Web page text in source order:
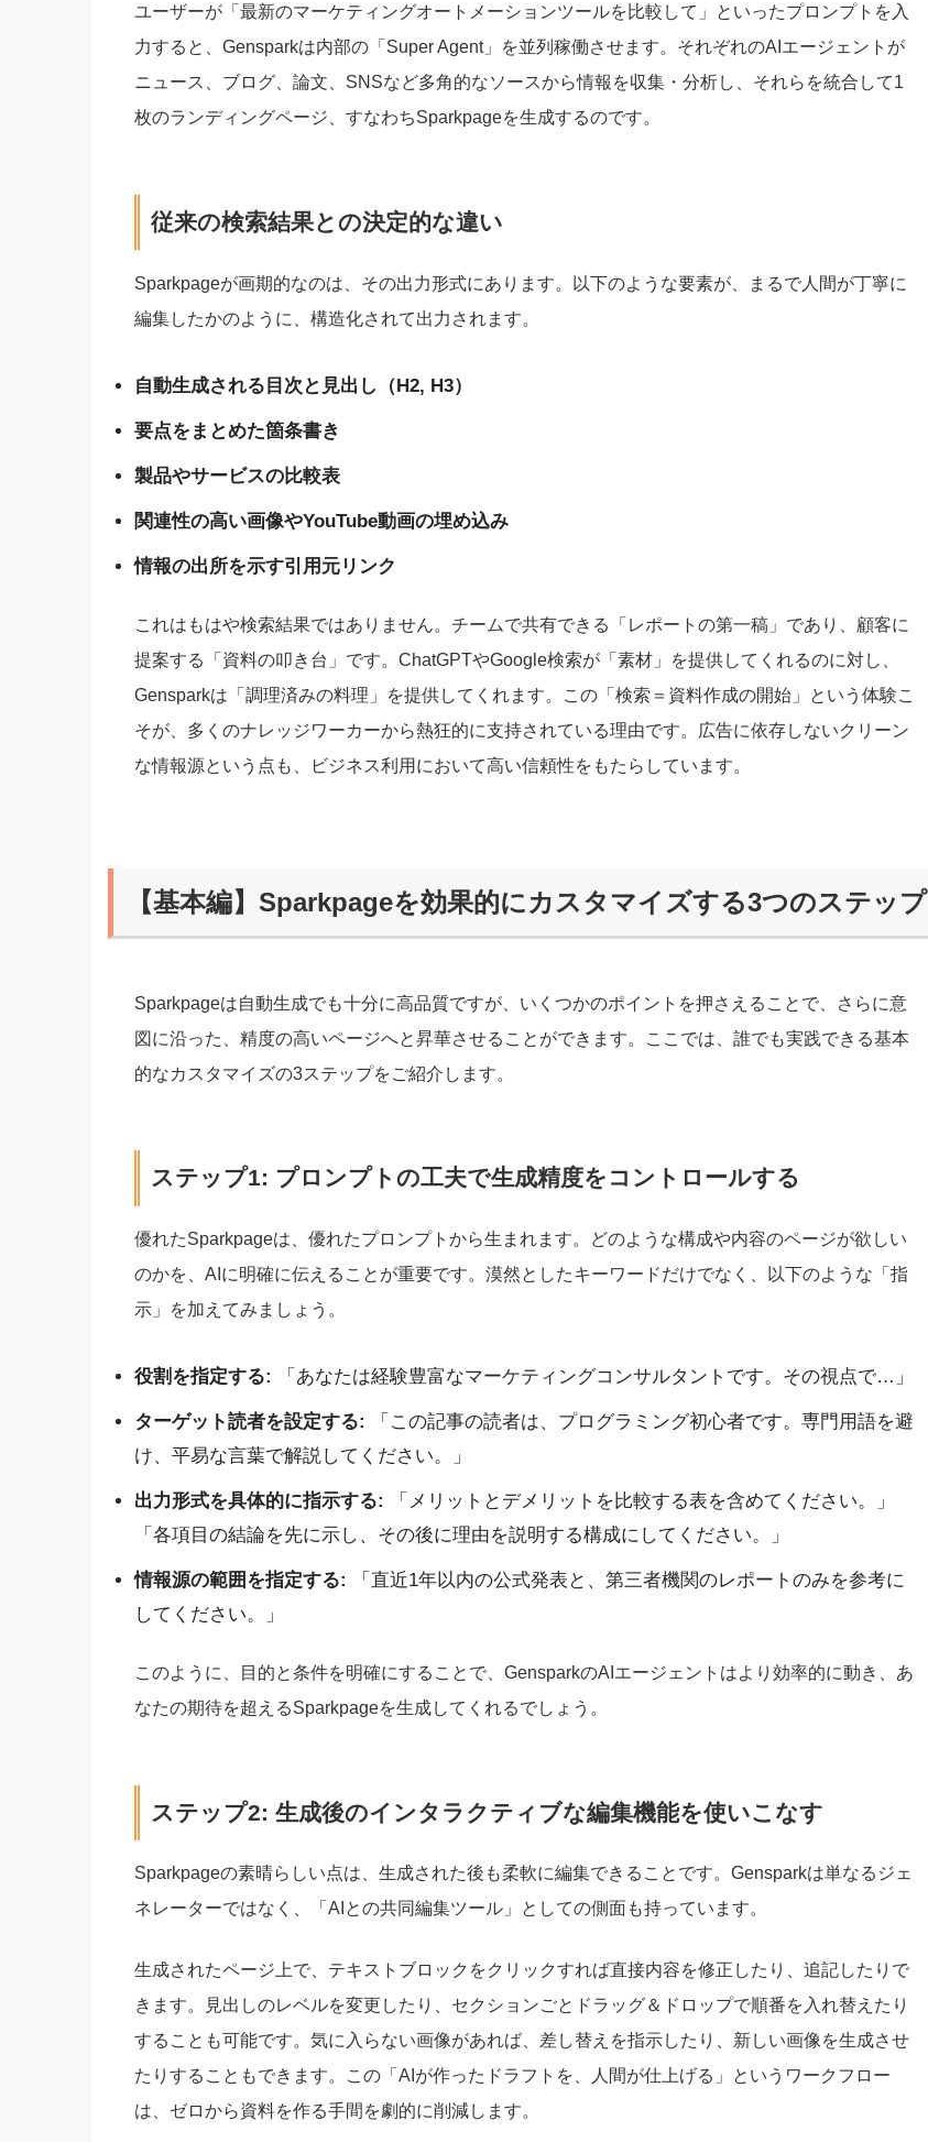
ユーザーが「最新のマーケティングオートメーションツールを比較して」といったプロンプトを入
力すると、Gensparkは内部の「Super Agent」を並列稼働させます。それぞれのAIエージェントが
ニュース、ブログ、論文、SNSなど多角的なソースから情報を収集・分析し、それらを統合して1
枚のランディングページ、すなわちSparkpageを生成するのです。
従来の検索結果との決定的な違い
Sparkpageが画期的なのは、その出力形式にあります。以下のような要素が、まるで人間が丁寧に
編集したかのように、構造化されて出力されます。
自動生成される目次と見出し（H2, H3）
要点をまとめた箇条書き
製品やサービスの比較表
関連性の高い画像やYouTube動画の埋め込み
情報の出所を示す引用元リンク
これはもはや検索結果ではありません。チームで共有できる「レポートの第一稿」であり、顧客に
提案する「資料の叩き台」です。ChatGPTやGoogle検索が「素材」を提供してくれるのに対し、
Gensparkは「調理済みの料理」を提供してくれます。この「検索＝資料作成の開始」という体験こ
そが、多くのナレッジワーカーから熱狂的に支持されている理由です。広告に依存しないクリーン
な情報源という点も、ビジネス利用において高い信頼性をもたらしています。
【基本編】Sparkpageを効果的にカスタマイズする3つのステップ
Sparkpageは自動生成でも十分に高品質ですが、いくつかのポイントを押さえることで、さらに意
図に沿った、精度の高いページへと昇華させることができます。ここでは、誰でも実践できる基本
的なカスタマイズの3ステップをご紹介します。
ステップ1: プロンプトの工夫で生成精度をコントロールする
優れたSparkpageは、優れたプロンプトから生まれます。どのような構成や内容のページが欲しい
のかを、AIに明確に伝えることが重要です。漠然としたキーワードだけでなく、以下のような「指
示」を加えてみましょう。
役割を指定する: 「あなたは経験豊富なマーケティングコンサルタントです。その視点で…」
ターゲット読者を設定する:
「この記事の読者は、プログラミング初心者です。専門用語を避
け、平易な言葉で解説してください。」
出力形式を具体的に指示する:
「メリットとデメリットを比較する表を含めてください。」
「各項目の結論を先に示し、その後に理由を説明する構成にしてください。」
情報源の範囲を指定する:
「直近1年以内の公式発表と、第三者機関のレポートのみを参考に
してください。」
このように、目的と条件を明確にすることで、GensparkのAIエージェントはより効率的に動き、あ
なたの期待を超えるSparkpageを生成してくれるでしょう。
ステップ2: 生成後のインタラクティブな編集機能を使いこなす
Sparkpageの素晴らしい点は、生成された後も柔軟に編集できることです。Gensparkは単なるジェ
ネレーターではなく、「AIとの共同編集ツール」としての側面も持っています。
生成されたページ上で、テキストブロックをクリックすれば直接内容を修正したり、追記したりで
きます。見出しのレベルを変更したり、セクションごとドラッグ＆ドロップで順番を入れ替えたり
することも可能です。気に入らない画像があれば、差し替えを指示したり、新しい画像を生成させ
たりすることもできます。この「AIが作ったドラフトを、人間が仕上げる」というワークフロー
は、ゼロから資料を作る手間を劇的に削減します。